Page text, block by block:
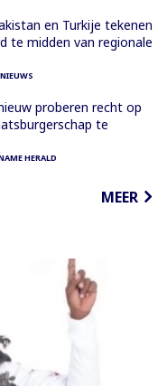
en Turkije tekenen
te midden van regionale
proberen recht op
te
HERALD
MEER